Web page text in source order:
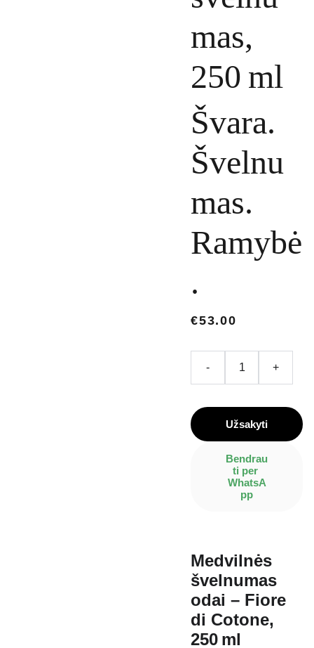
mas,
250 ml
Švara.
Švelnu
mas.
Ramybė
.
€53.00
- +
Užsakyti
Bendrau
ti per
WhatsA
pp
Medvilnės
švelnumas
odai – Fiore
di Cotone,
250 ml